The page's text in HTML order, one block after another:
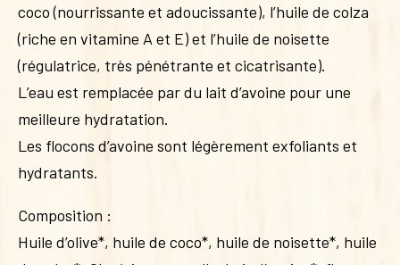
coco (nourrissante et adoucissante), l’huile de colza
(riche en vitamine A et E) et l’huile de noisette
(régulatrice, très pénétrante et cicatrisante).
L’eau est remplacée par du lait d’avoine pour une
meilleure hydratation.
Les flocons d’avoine sont légèrement exfoliants et
hydratants.
Composition :
Huile d’olive*, huile de coco*, huile de noisette*, huile